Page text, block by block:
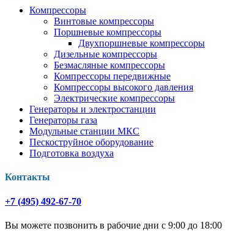
Компрессоры
Винтовые компрессоры
Поршневые компрессоры
Двухпоршневые компрессоры
Дизельные компрессоры
Безмасляные компрессоры
Компрессоры передвижные
Компрессоры высокого давления
Электрические компрессоры
Генераторы и электростанции
Генераторы газа
Модульные станции МКС
Пескоструйное оборудование
Подготовка воздуха
Контакты
+7 (495) 492-67-70
Вы можете позвонить в рабочие дни с 9:00 до 18:00